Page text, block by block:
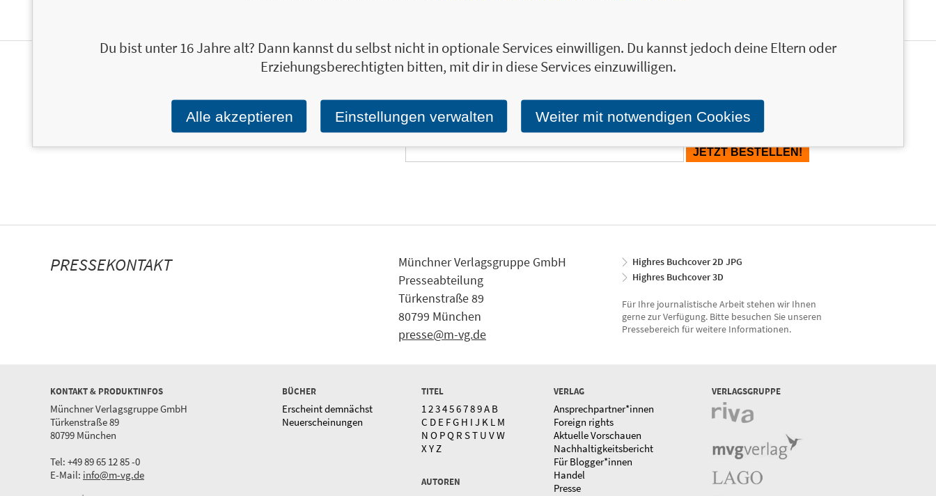
PRODUKTINFORMATIONEN
Ja, ich will über interessante Neuerscheinungen und ähnliche Produkte informiert werden.
Tragen Sie sich jetzt ein!
E-Mail-Adresse:
PRESSEKONTAKT
Münchner Verlagsgruppe GmbH
Presseabteilung
Türkenstraße 89
80799 München
presse@m-vg.de
Highres Buchcover 2D JPG
Highres Buchcover 3D
Für Ihre journalistische Arbeit stehen wir Ihnen
gerne zur Verfügung. Bitte besuchen Sie unseren
Pressebereich für weitere Informationen.
KONTAKT & PRODUKTINFOS
Münchner Verlagsgruppe GmbH
Türkenstraße 89
80799 München
Tel: +49 89 65 12 85 -0
E-Mail: info@m-vg.de
BÜCHER
Erscheint demnächst
Neuerscheinungen
TITEL
1 23456789A B
C D E FG H I J K L M
N O PQ R ST U VW
X Y Z
AUTOREN
VERLAG
Ansprechpartner*innen
Foreign rights
Aktuelle Vorschauen
Nachhaltigkeitsbericht
Für Blogger*innen
Handel
Presse
VERLAGSGRUPPE
Du bist unter 16 Jahre alt? Dann kannst du selbst nicht in optionale Services einwilligen. Du kannst jedoch deine Eltern oder
Erziehungsberechtigten bitten, mit dir in diese Services einzuwilligen.
Alle akzeptieren Einstellungen verwalten Weiter mit notwendigen Cookies